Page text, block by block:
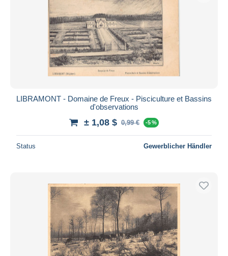
LIBRAMONT - Domaine de Freux - Pisciculture et Bassins
d'observations
± 1,08 $ 0,99 € -5 %
Status Gewerblicher Händler